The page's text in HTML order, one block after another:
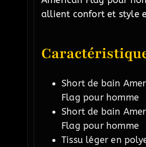
allient confort et style
Short de bain
Flag pour homme
Short de bain
Flag pour homme
Tissu léger en